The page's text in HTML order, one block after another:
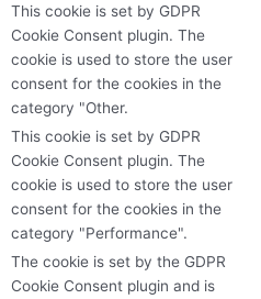
This cookie is set by GDPR
Cookie Consent plugin. The
cookie is used to store the user
consent for the cookies in the
category "Other.
This cookie is set by GDPR
Cookie Consent plugin. The
cookie is used to store the user
consent for the cookies in the
category "Performance".
The cookie is set by the GDPR
Cookie Consent plugin and is